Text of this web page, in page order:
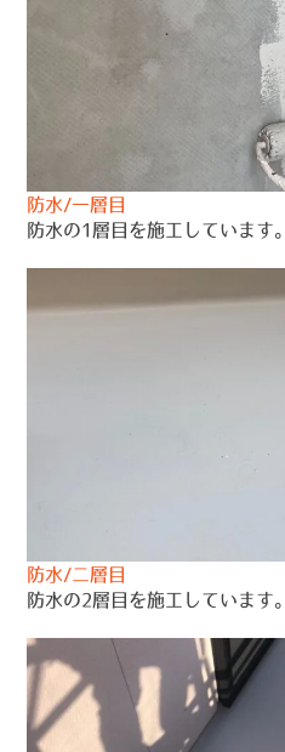
防水/一層目
防水の1層目を施工しています。
防水/二層目
防水の2層目を施工しています。